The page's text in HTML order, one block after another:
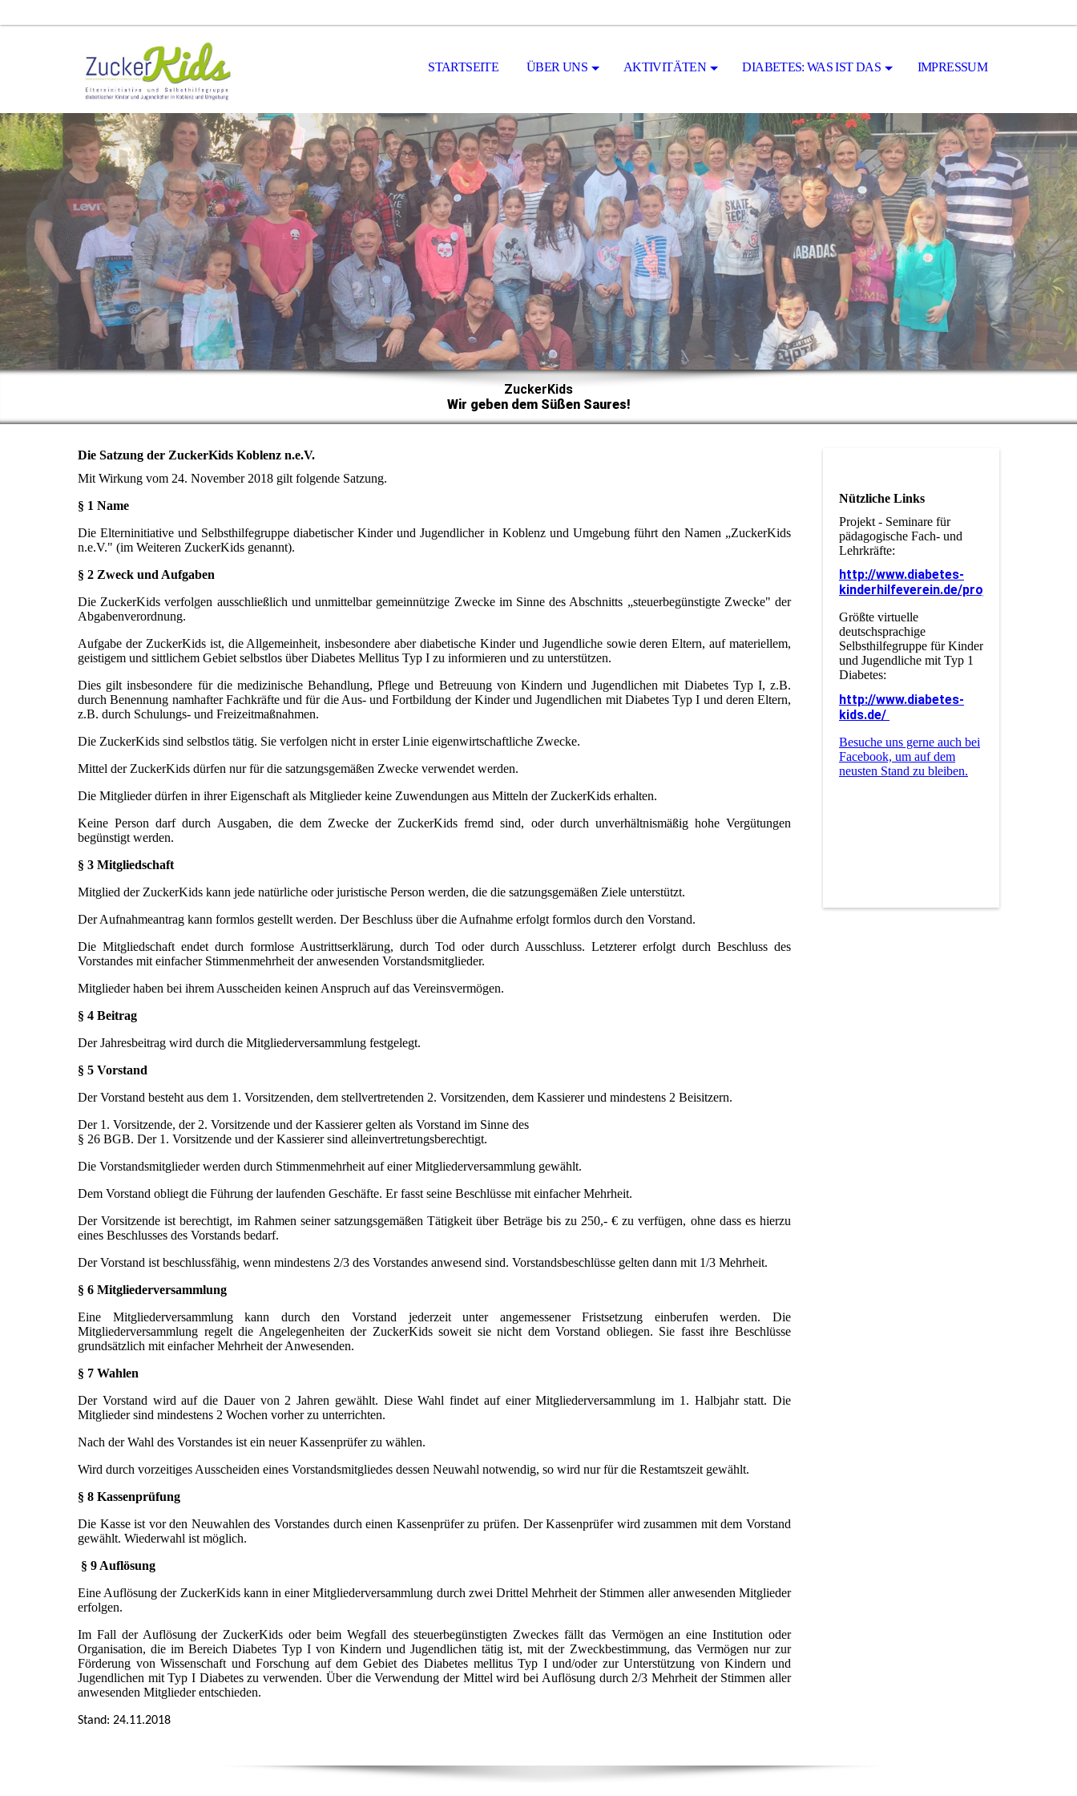
STARTSEITE ÜBER UNS AKTIVITÄTEN DIABETES: WAS IST DAS IMPRESSUM
ZuckerKids
Wir geben dem Süßen Saures!
Die Satzung der ZuckerKids Koblenz n.e.V.
Mit Wirkung vom 24. November 2018 gilt folgende Satzung.
§ 1 Name
Die Elterninitiative und Selbsthilfegruppe diabetischer Kinder und Jugendlicher in Koblenz und Umgebung führt den Namen „ZuckerKids
n.e.V." (im Weiteren ZuckerKids genannt).
§ 2 Zweck und Aufgaben
Die ZuckerKids verfolgen ausschließlich und unmittelbar gemeinnützige Zwecke im Sinne des Abschnitts „steuerbegünstigte Zwecke" der
Abgabenverordnung.
Aufgabe der ZuckerKids ist, die Allgemeinheit, insbesondere aber diabetische Kinder und Jugendliche sowie deren Eltern, auf materiellem,
geistigem und sittlichem Gebiet selbstlos über Diabetes Mellitus Typ I zu informieren und zu unterstützen.
Dies gilt insbesondere für die medizinische Behandlung, Pflege und Betreuung von Kindern und Jugendlichen mit Diabetes Typ I, z.B.
durch Benennung namhafter Fachkräfte und für die Aus- und Fortbildung der Kinder und Jugendlichen mit Diabetes Typ I und deren Eltern,
z.B. durch Schulungs- und Freizeitmaßnahmen.
Die ZuckerKids sind selbstlos tätig. Sie verfolgen nicht in erster Linie eigenwirtschaftliche Zwecke.
Mittel der ZuckerKids dürfen nur für die satzungsgemäßen Zwecke verwendet werden.
Die Mitglieder dürfen in ihrer Eigenschaft als Mitglieder keine Zuwendungen aus Mitteln der ZuckerKids erhalten.
Keine Person darf durch Ausgaben, die dem Zwecke der ZuckerKids fremd sind, oder durch unverhältnismäßig hohe Vergütungen
begünstigt werden.
§ 3 Mitgliedschaft
Mitglied der ZuckerKids kann jede natürliche oder juristische Person werden, die die satzungsgemäßen Ziele unterstützt.
Der Aufnahmeantrag kann formlos gestellt werden. Der Beschluss über die Aufnahme erfolgt formlos durch den Vorstand.
Die Mitgliedschaft endet durch formlose Austrittserklärung, durch Tod oder durch Ausschluss. Letzterer erfolgt durch Beschluss des
Vorstandes mit einfacher Stimmenmehrheit der anwesenden Vorstandsmitglieder.
Mitglieder haben bei ihrem Ausscheiden keinen Anspruch auf das Vereinsvermögen.
§ 4 Beitrag
Der Jahresbeitrag wird durch die Mitgliederversammlung festgelegt.
§ 5 Vorstand
Der Vorstand besteht aus dem 1. Vorsitzenden, dem stellvertretenden 2. Vorsitzenden, dem Kassierer und mindestens 2 Beisitzern.
Der 1. Vorsitzende, der 2. Vorsitzende und der Kassierer gelten als Vorstand im Sinne des
§ 26 BGB. Der 1. Vorsitzende und der Kassierer sind alleinvertretungsberechtigt.
Die Vorstandsmitglieder werden durch Stimmenmehrheit auf einer Mitgliederversammlung gewählt.
Dem Vorstand obliegt die Führung der laufenden Geschäfte. Er fasst seine Beschlüsse mit einfacher Mehrheit.
Der Vorsitzende ist berechtigt, im Rahmen seiner satzungsgemäßen Tätigkeit über Beträge bis zu 250,- € zu verfügen, ohne dass es hierzu
eines Beschlusses des Vorstands bedarf.
Der Vorstand ist beschlussfähig, wenn mindestens 2/3 des Vorstandes anwesend sind. Vorstandsbeschlüsse gelten dann mit 1/3 Mehrheit.
§ 6 Mitgliederversammlung
Eine Mitgliederversammlung kann durch den Vorstand jederzeit unter angemessener Fristsetzung einberufen werden. Die
Mitgliederversammlung regelt die Angelegenheiten der ZuckerKids soweit sie nicht dem Vorstand obliegen. Sie fasst ihre Beschlüsse
grundsätzlich mit einfacher Mehrheit der Anwesenden.
§ 7 Wahlen
Der Vorstand wird auf die Dauer von 2 Jahren gewählt. Diese Wahl findet auf einer Mitgliederversammlung im 1. Halbjahr statt. Die
Mitglieder sind mindestens 2 Wochen vorher zu unterrichten.
Nach der Wahl des Vorstandes ist ein neuer Kassenprüfer zu wählen.
Wird durch vorzeitiges Ausscheiden eines Vorstandsmitgliedes dessen Neuwahl notwendig, so wird nur für die Restamtszeit gewählt.
§ 8 Kassenprüfung
Die Kasse ist vor den Neuwahlen des Vorstandes durch einen Kassenprüfer zu prüfen. Der Kassenprüfer wird zusammen mit dem Vorstand
gewählt. Wiederwahl ist möglich.
§ 9 Auflösung
Eine Auflösung der ZuckerKids kann in einer Mitgliederversammlung durch zwei Drittel Mehrheit der Stimmen aller anwesenden Mitglieder
erfolgen.
Im Fall der Auflösung der ZuckerKids oder beim Wegfall des steuerbegünstigten Zweckes fällt das Vermögen an eine Institution oder
Organisation, die im Bereich Diabetes Typ I von Kindern und Jugendlichen tätig ist, mit der Zweckbestimmung, das Vermögen nur zur
Förderung von Wissenschaft und Forschung auf dem Gebiet des Diabetes mellitus Typ I und/oder zur Unterstützung von Kindern und
Jugendlichen mit Typ I Diabetes zu verwenden. Über die Verwendung der Mittel wird bei Auflösung durch 2/3 Mehrheit der Stimmen aller
anwesenden Mitglieder entschieden.
Stand: 24.11.2018
Nützliche Links
Projekt - Seminare für
pädagogische Fach- und
Lehrkräfte:
http://www.diabetes-
kinderhilfeverein.de/projekt.html
Größte virtuelle
deutschsprachige
Selbsthilfegruppe für Kinder
und Jugendliche mit Typ 1
Diabetes:
http://www.diabetes-
kids.de/
Besuche uns gerne auch bei
Facebook, um auf dem
neusten Stand zu bleiben.